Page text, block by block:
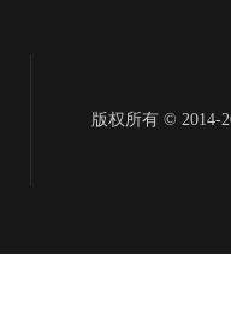
版权所有 © 2014-